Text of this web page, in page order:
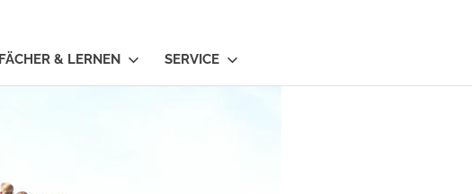
FÄCHER & LERNEN SERVICE